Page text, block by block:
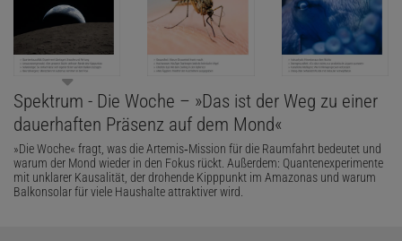
Spektrum - Die Woche – »Das ist der Weg zu einer
dauerhaften Präsenz auf dem Mond«
»Die Woche« fragt, was die Artemis‑Mission für die Raumfahrt bedeutet und
warum der Mond wieder in den Fokus rückt. Außerdem: Quantenexperimente
mit unklarer Kausalität, der drohende Kipppunkt im Amazonas und warum
Balkonsolar für viele Haushalte attraktiver wird.